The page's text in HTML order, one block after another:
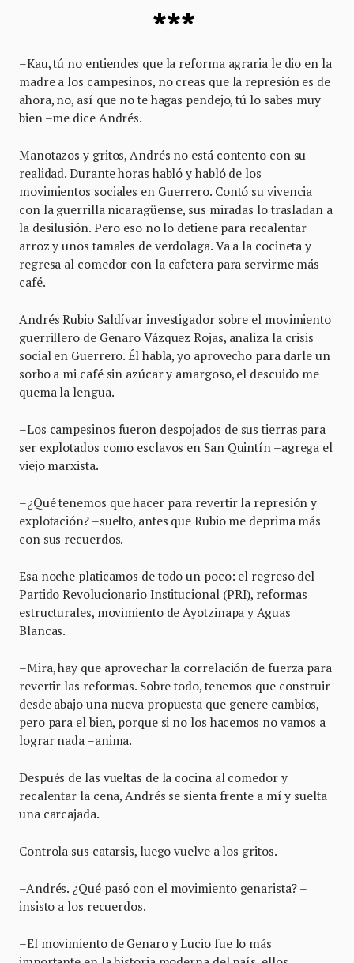
***
–Kau, tú no entiendes que la reforma agraria le dio en la
madre a los campesinos, no creas que la represión es de
ahora, no, así que no te hagas pendejo, tú lo sabes muy
bien –me dice Andrés.
Manotazos y gritos, Andrés no está contento con su
realidad. Durante horas habló y habló de los
movimientos sociales en Guerrero. Contó su vivencia
con la guerrilla nicaragüense, sus miradas lo trasladan a
la desilusión. Pero eso no lo detiene para recalentar
arroz y unos tamales de verdolaga. Va a la cocineta y
regresa al comedor con la cafetera para servirme más
café.
Andrés Rubio Saldívar investigador sobre el movimiento
guerrillero de Genaro Vázquez Rojas, analiza la crisis
social en Guerrero. Él habla, yo aprovecho para darle un
sorbo a mi café sin azúcar y amargoso, el descuido me
quema la lengua.
–Los campesinos fueron despojados de sus tierras para
ser explotados como esclavos en San Quintín –agrega el
viejo marxista.
–¿Qué tenemos que hacer para revertir la represión y
explotación? –suelto, antes que Rubio me deprima más
con sus recuerdos.
Esa noche platicamos de todo un poco: el regreso del
Partido Revolucionario Institucional (PRI), reformas
estructurales, movimiento de Ayotzinapa y Aguas
Blancas.
–Mira, hay que aprovechar la correlación de fuerza para
revertir las reformas. Sobre todo, tenemos que construir
desde abajo una nueva propuesta que genere cambios,
pero para el bien, porque si no los hacemos no vamos a
lograr nada –anima.
Después de las vueltas de la cocina al comedor y
recalentar la cena, Andrés se sienta frente a mí y suelta
una carcajada.
Controla sus catarsis, luego vuelve a los gritos.
–Andrés. ¿Qué pasó con el movimiento genarista? –
insisto a los recuerdos.
–El movimiento de Genaro y Lucio fue lo más